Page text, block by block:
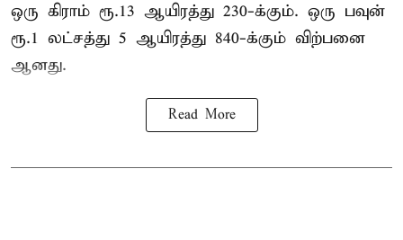
ஒரு கிராம் ரூ.13 ஆயிரத்து 230-க்கும். ஒரு பவுன்
ரூ.1 லட்சத்து 5 ஆயிரத்து 840-க்கும் விற்பனை
ஆனது.
Read More